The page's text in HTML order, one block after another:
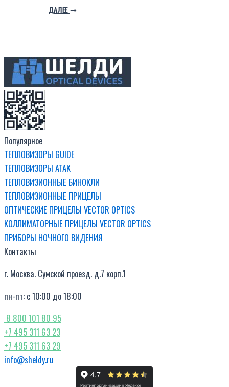
ДАЛЕЕ
Популярное
ТЕПЛОВИЗОРЫ GUIDE
ТЕПЛОВИЗОРЫ ATAK
ТЕПЛОВИЗИОННЫЕ БИНОКЛИ
ТЕПЛОВИЗИОННЫЕ ПРИЦЕЛЫ
ОПТИЧЕСКИЕ ПРИЦЕЛЫ VECTOR OPTICS
КОЛЛИМАТОРНЫЕ ПРИЦЕЛЫ VECTOR OPTICS
ПРИБОРЫ НОЧНОГО ВИДЕНИЯ
Контакты
г. Москва. Сумской проезд. д.7 корп.1
пн-пт: с 10:00 до 18:00
8 800 101 80 95
+7 495 311 63 23
+7 495 311 63 29
info@sheldy.ru